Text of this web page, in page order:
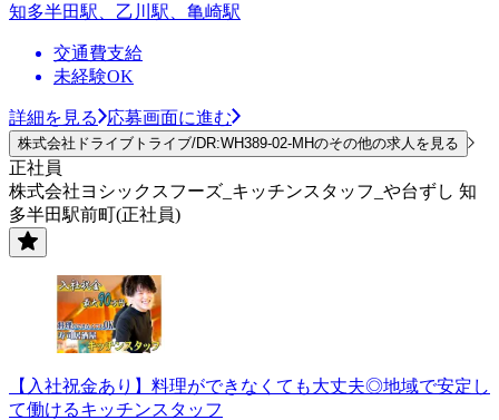
知多半田駅、乙川駅、亀崎駅
交通費支給
未経験OK
詳細を見る 応募画面に進む
株式会社ドライブトライブ/DR:WH389-02-MHのその他の求人を見る
正社員
株式会社ヨシックスフーズ_キッチンスタッフ_や台ずし 知
多半田駅前町(正社員)
【入社祝金あり】料理ができなくても大丈夫◎地域で安定し
て働けるキッチンスタッフ